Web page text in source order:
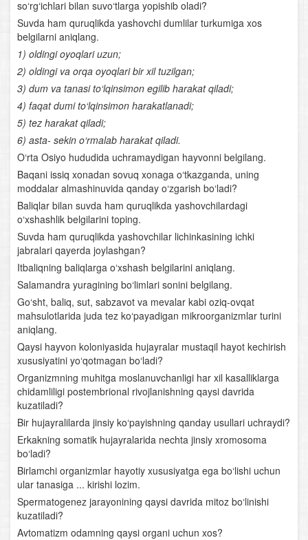
Suvda va quruqlikda yashovchilar sinfi
Suvda hamda quruqlikda yashovchilarning xilma-xilligi
Sudralib yuruvchilar sinfi
Qushlarning tuzilishi
Qushlarning ko‘payishi va rivojlanishi
Qushlarning yashash tarzi va mavsumiy hodisalarga
moslanishi
Qushlarning kelib chiqishi
Qushlar sistematikasi
Parrandachilik
Sutemizuvchilar sinfi
Sutemizuvchilarning tuzilishi
Sutemizuvchilarning klassifikatsiyasi
Sutemizuvchilar sinflariga mansub chorva mollari
Xordalilar evolyutsiyasi
O‘zbekiston hayvonot dunyosi
Hayvonot dunyosini muhofaza qilish
Anatomiya
so‘rg‘ichlari bilan suvo‘tlarga yopishib oladi?
Suvda ham quruqlikda yashovchi dumlilar turkumiga xos
belgilarni aniqlang.
1) oldingi oyoqlari uzun;
2) oldingi va orqa oyoqlari bir xil tuzilgan;
3) dum va tanasi to‘lqinsimon egilib harakat qiladi;
4) faqat dumi to‘lqinsimon harakatlanadi;
5) tez harakat qiladi;
6) asta- sekin o‘rmalab harakat qiladi.
O‘rta Osiyo hududida uchramaydigan hayvonni belgilang.
Baqani issiq xonadan sovuq xonaga o‘tkazganda, uning
moddalar almashinuvida qanday o‘zgarish bo‘ladi?
Baliqlar bilan suvda ham quruqlikda yashovchilardagi
o‘xshashlik belgilarini toping.
Suvda ham quruqlikda yashovchilar lichinkasining ichki
jabralari qayerda joylashgan?
Itbaliqning baliqlarga o‘xshash belgilarini aniqlang.
Salamandra yuragining bo‘limlari sonini belgilang.
Go‘sht, baliq, sut, sabzavot va mevalar kabi oziq-ovqat
mahsulotlarida juda tez ko‘payadigan mikroorganizmlar turini
aniqlang.
Qaysi hayvon koloniyasida hujayralar mustaqil hayot kechirish
xususiyatini yo‘qotmagan bo‘ladi?
Organizmning muhitga moslanuvchanligi har xil kasalliklarga
chidamliligi postembrional rivojlanishning qaysi davrida
kuzatiladi?
Bir hujayralilarda jinsiy ko‘payishning qanday usullari uchraydi?
Erkakning somatik hujayralarida nechta jinsiy xromosoma
bo‘ladi?
Birlamchi organizmlar hayotiy xususiyatga ega bo‘lishi uchun
ular tanasiga ... kirishi lozim.
Spermatogenez jarayonining qaysi davrida mitoz bo‘linishi
kuzatiladi?
Avtomatizm odamning qaysi organi uchun xos?